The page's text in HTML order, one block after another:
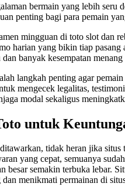
bermain yang lebih
penting bagi para pemain
mingguan di toto slot dan
harian yang bikin tiap
banyak kesempatan menang
langkah penting agar
mengecek legalitas,
modal sekaligus
untuk
tidak heran jika situs
yang cepat, semuanya
besar semakin terbuka lebar.
menikmati permainan di